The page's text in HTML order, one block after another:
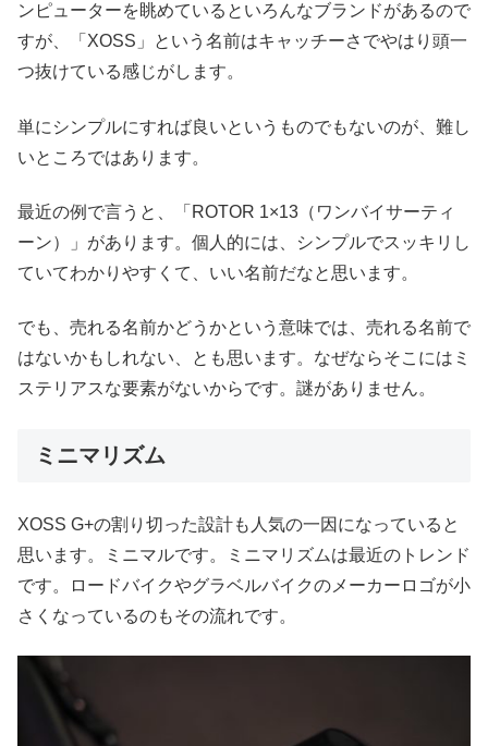
ンピューターを眺めているといろんなブランドがあるので
すが、「XOSS」という名前はキャッチーさでやはり頭一
つ抜けている感じがします。
単にシンプルにすれば良いというものでもないのが、難し
いところではあります。
最近の例で言うと、「ROTOR 1×13（ワンバイサーティ
ーン）」があります。個人的には、シンプルでスッキリし
ていてわかりやすくて、いい名前だなと思います。
でも、売れる名前かどうかという意味では、売れる名前で
はないかもしれない、とも思います。なぜならそこにはミ
ステリアスな要素がないからです。謎がありません。
ミニマリズム
XOSS G+の割り切った設計も人気の一因になっていると
思います。ミニマルです。ミニマリズムは最近のトレンド
です。ロードバイクやグラベルバイクのメーカーロゴが小
さくなっているのもその流れです。